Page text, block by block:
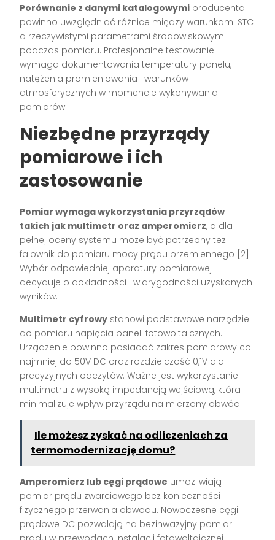
Porównanie z danymi katalogowymi producenta
powinno uwzględniać różnice między warunkami STC
a rzeczywistymi parametrami środowiskowymi
podczas pomiaru. Profesjonalne testowanie
wymaga dokumentowania temperatury panelu,
natężenia promieniowania i warunków
atmosferycznych w momencie wykonywania
pomiarów.
Niezbędne przyrządy
pomiarowe i ich
zastosowanie
Pomiar wymaga wykorzystania przyrządów
takich jak multimetr oraz amperomierz, a dla
pełnej oceny systemu może być potrzebny też
falownik do pomiaru mocy prądu przemiennego [2].
Wybór odpowiedniej aparatury pomiarowej
decyduje o dokładności i wiarygodności uzyskanych
wyników.
Multimetr cyfrowy stanowi podstawowe narzędzie
do pomiaru napięcia paneli fotowoltaicznych.
Urządzenie powinno posiadać zakres pomiarowy co
najmniej do 50V DC oraz rozdzielczość 0,1V dla
precyzyjnych odczytów. Ważne jest wykorzystanie
multimetru z wysoką impedancją wejściową, która
minimalizuje wpływ przyrządu na mierzony obwód.
Ile możesz zyskać na odliczeniach za
termomodernizację domu?
Amperomierz lub cęgi prądowe umożliwiają
pomiar prądu zwarciowego bez konieczności
fizycznego przerwania obwodu. Nowoczesne cęgi
prądowe DC pozwalają na bezinwazyjny pomiar